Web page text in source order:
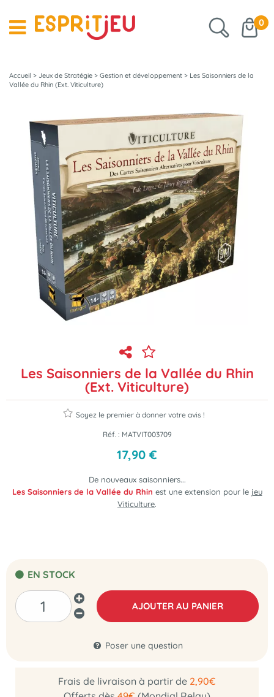
0
Accueil > Jeux de Stratégie > Gestion et développement > Les Saisonniers de la
Vallée du Rhin (Ext. Viticulture)
Les Saisonniers de la Vallée du Rhin
(Ext. Viticulture)
Soyez le premier à donner votre avis !
Réf. : MATVIT003709
17,90 €
De nouveaux saisonniers...
Les Saisonniers de la Vallée du Rhin est une extension pour le jeu
Viticulture.
EN STOCK
AJOUTER AU PANIER
Poser une question
Frais de livraison à partir de 2,90€